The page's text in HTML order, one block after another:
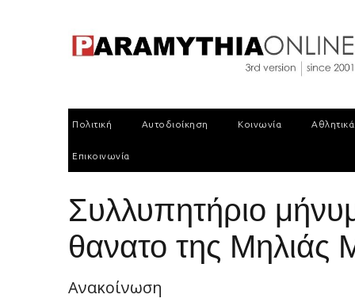
Πολιτική Αυτοδιοίκηση Κοινωνία Αθλητικά
Επικοινωνία
Συλλυπητήριο
θανατο της Μηλιάς
Ανακοίνωση